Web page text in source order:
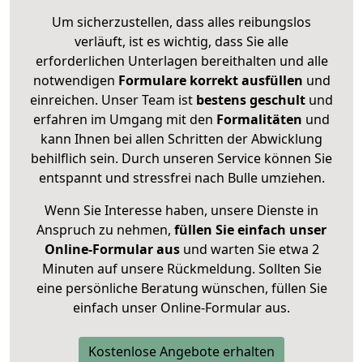
Um sicherzustellen, dass alles reibungslos
verläuft, ist es wichtig, dass Sie alle
erforderlichen Unterlagen bereithalten und alle
notwendigen Formulare korrekt ausfüllen und
einreichen. Unser Team ist bestens geschult und
erfahren im Umgang mit den Formalitäten und
kann Ihnen bei allen Schritten der Abwicklung
behilflich sein. Durch unseren Service können Sie
entspannt und stressfrei nach Bulle umziehen.
Wenn Sie Interesse haben, unsere Dienste in
Anspruch zu nehmen, füllen Sie einfach unser
Online-Formular ausund warten Sie etwa 2
Minuten auf unsere Rückmeldung. Sollten Sie
eine persönliche Beratung wünschen, füllen Sie
einfach unser Online-Formular aus.
Kostenlose Angebote erhalten